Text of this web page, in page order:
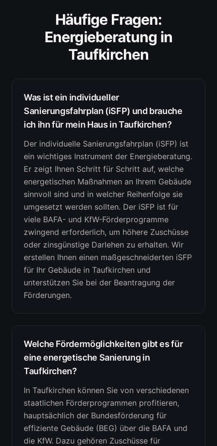
Häufige Fragen:
Energieberatung in
Taufkirchen
Was ist ein individueller
Sanierungsfahrplan (iSFP) und brauche
ich ihn für mein Haus in Taufkirchen?
Der individuelle Sanierungsfahrplan (iSFP) ist
ein wichtiges Instrument der Energieberatung.
Er zeigt Ihnen Schritt für Schritt auf, welche
energetischen Maßnahmen an Ihrem Gebäude
sinnvoll sind und in welcher Reihenfolge sie
umgesetzt werden sollten. Der iSFP ist für
viele BAFA- und KfW-Förderprogramme
zwingend erforderlich, um höhere Zuschüsse
oder zinsgünstige Darlehen zu erhalten. Wir
erstellen Ihnen einen maßgeschneiderten iSFP
für Ihr Gebäude in Taufkirchen und
unterstützen Sie bei der Beantragung der
Förderungen.
Welche Fördermöglichkeiten gibt es für
eine energetische Sanierung in
Taufkirchen?
In Taufkirchen können Sie von verschiedenen
staatlichen Förderprogrammen profitieren,
hauptsächlich der Bundesförderung für
effiziente Gebäude (BEG) über die BAFA und
die KfW. Dazu gehören Zuschüsse für